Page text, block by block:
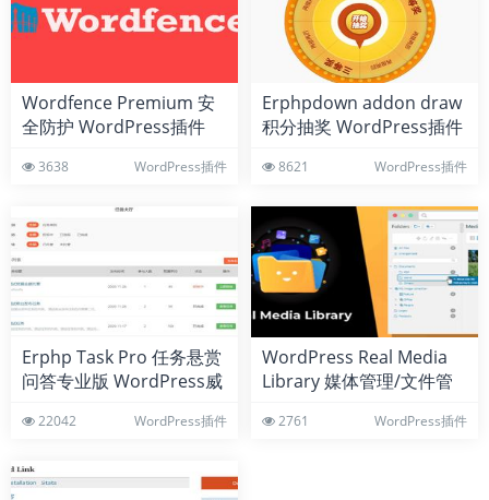
Wordfence Premium 安
全防护 WordPress插件
3638 WordPress插件
Erphpdown addon draw
积分抽奖 WordPress插件
8621 WordPress插件
Erphp Task Pro 任务悬赏
问答专业版 WordPress威
22042 WordPress插件
WordPress Real Media
Library 媒体管理/文件管
2761 WordPress插件